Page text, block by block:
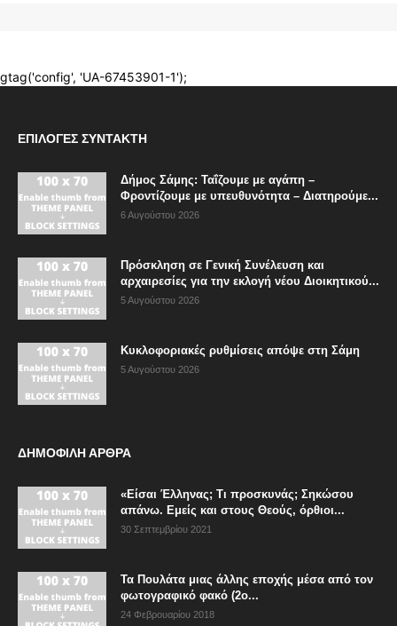
ΕΠΙΛΟΓΈΣ ΣΥΝΤΆΚΤΗ
Δήμος Σάμης: Ταΐζουμε με αγάπη –
Φροντίζουμε με υπευθυνότητα – Διατηρούμε...
6 Αυγούστου 2026
Πρόσκληση σε Γενική Συνέλευση και
αρχαιρεσίες για την εκλογή νέου Διοικητικού...
5 Αυγούστου 2026
Κυκλοφοριακές ρυθμίσεις απόψε στη Σάμη
5 Αυγούστου 2026
ΔΗΜΟΦΙΛΗ ΑΡΘΡΑ
«Είσαι Έλληνας; Τι προσκυνάς; Σηκώσου
απάνω. Εμείς και στους Θεούς, όρθιοι...
30 Σεπτεμβρίου 2021
Τα Πουλάτα μιας άλλης εποχής μέσα από τον
φωτογραφικό φακό (2ο...
24 Φεβρουαρίου 2018